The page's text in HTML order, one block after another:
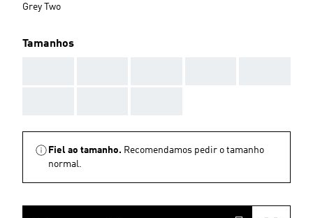
Grey Two
Tamanhos
Fiel ao tamanho. Recomendamos pedir o tamanho
normal.